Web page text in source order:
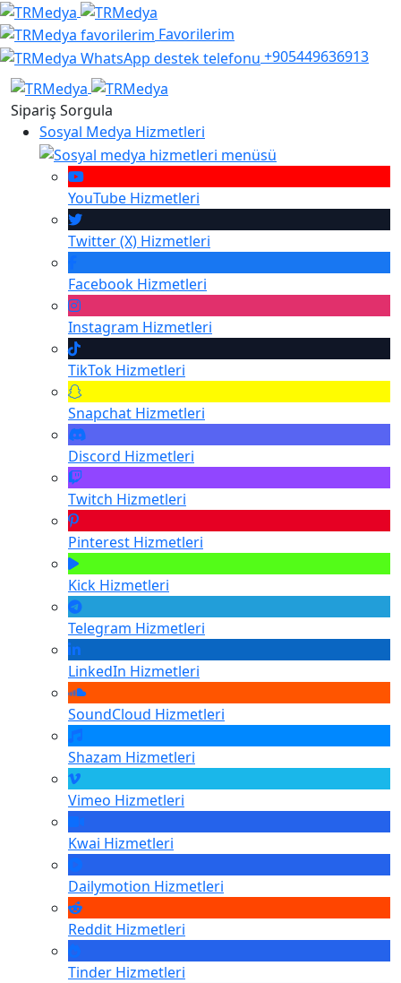
Favorilerim
+905449636913
Sipariş Sorgula
Sosyal Medya Hizmetleri
YouTube Hizmetleri
Twitter (X) Hizmetleri
Facebook Hizmetleri
Instagram Hizmetleri
TikTok Hizmetleri
Snapchat Hizmetleri
Discord Hizmetleri
Twitch Hizmetleri
Pinterest Hizmetleri
Kick Hizmetleri
Telegram Hizmetleri
LinkedIn Hizmetleri
SoundCloud Hizmetleri
Shazam Hizmetleri
Vimeo Hizmetleri
Kwai Hizmetleri
Dailymotion Hizmetleri
Reddit Hizmetleri
Tinder Hizmetleri